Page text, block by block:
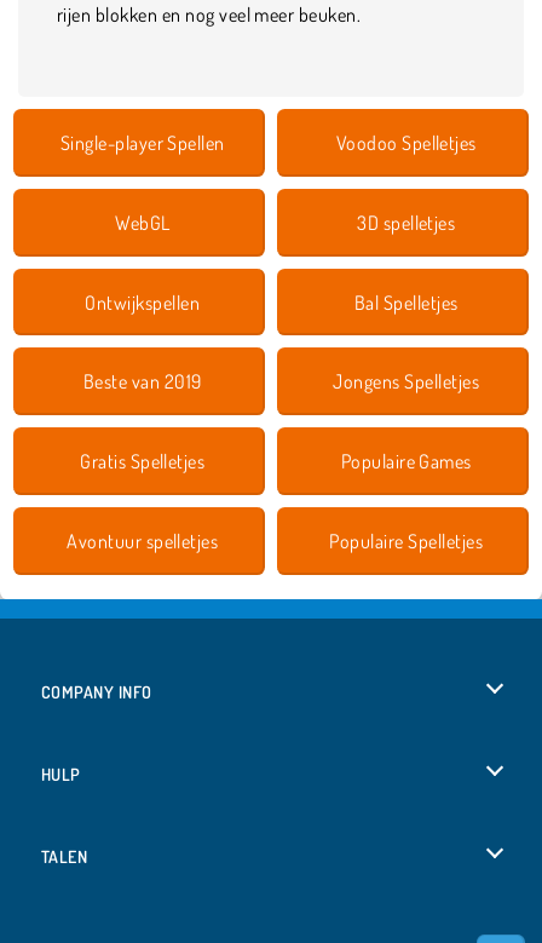
rijen blokken en nog veel meer beuken.
Single-player Spellen Voodoo Spelletjes
WebGL 3D spelletjes
Ontwijkspellen Bal Spelletjes
Beste van 2019 Jongens Spelletjes
Gratis Spelletjes Populaire Games
Avontuur spelletjes Populaire Spelletjes
COMPANY INFO
HULP
TALEN